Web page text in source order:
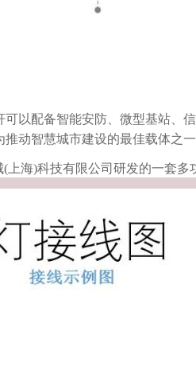
以配备智能安防、微型基站、
推动智慧城市建设的最佳载体之
(上海)科技有限公司研发的一套